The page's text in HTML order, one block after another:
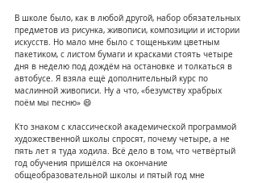
В школе было, как в любой другой, набор обязательных
предметов из рисунка, живописи, композиции и истории
искусств. Но мало мне было с тощеньким цветным
пакетиком, с листом бумаги и красками стоять четыре
дня в неделю под дождём на остановке и толкаться в
автобусе. Я взяла ещё дополнительный курс по
маслинной живописи. Ну а что, «безумству храбрых
поём мы песню» 😄
Кто знаком с классической академической программой
художественной школы спросят, почему четыре, а не
пять лет я туда ходила. Всё дело в том, что четвёртый
год обучения пришёлся на окончание
общеобразовательной школы и пятый год мне